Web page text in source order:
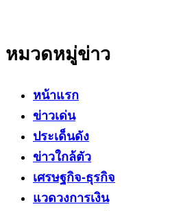
หมวดหมู่ข่าว
หน้าแรก
ข่าวเด่น
ประเด็นดัง
ข่าวใกล้ตัว
เศรษฐกิจ-ธุรกิจ
แวดวงการเงิน